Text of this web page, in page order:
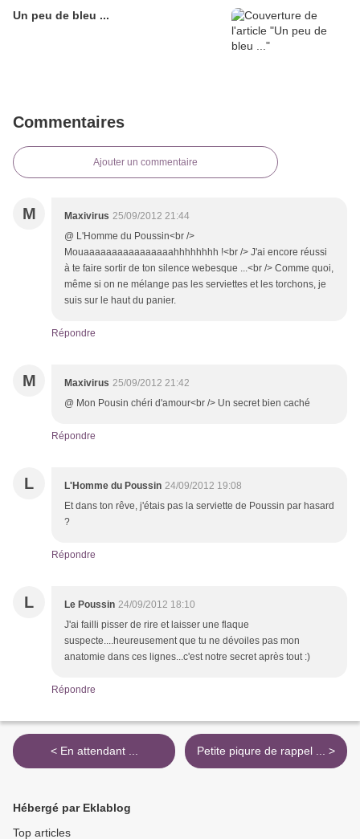
Un peu de bleu ...
Commentaires
Ajouter un commentaire
M Maxivirus 25/09/2012 21:44
@ L'Homme du Poussin<br />
Mouaaaaaaaaaaaaaaaahhhhhhhh !<br /> J'ai encore réussi
à te faire sortir de ton silence webesque ...<br /> Comme quoi,
même si on ne mélange pas les serviettes et les torchons, je
suis sur le haut du panier.
Répondre
M Maxivirus 25/09/2012 21:42
@ Mon Pousin chéri d'amour<br /> Un secret bien caché
Répondre
L L'Homme du Poussin 24/09/2012 19:08
Et dans ton rêve, j'étais pas la serviette de Poussin par hasard
?
Répondre
L Le Poussin 24/09/2012 18:10
J'ai failli pisser de rire et laisser une flaque
suspecte....heureusement que tu ne dévoiles pas mon
anatomie dans ces lignes...c'est notre secret après tout :)
Répondre
< En attendant ... Petite piqure de rappel ... >
Hébergé par Eklablog
Top articles